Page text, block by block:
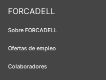
FORCADELL
Sobre FORCADELL
Ofertas de empleo
Colaboradores